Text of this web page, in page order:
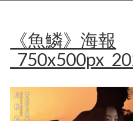
《魚鱗》海報